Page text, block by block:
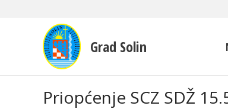
Grad Solin
Priopćenje SCZ SDŽ